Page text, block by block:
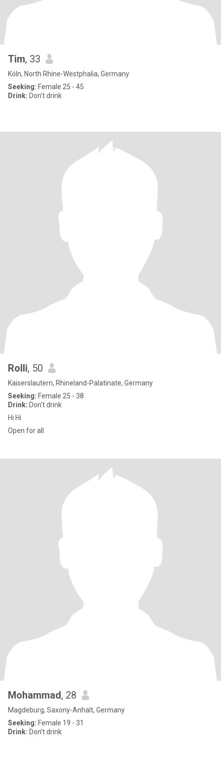
Tim, 33
Köln, North Rhine-Westphalia, Germany
Seeking: Female 25 - 45
Drink: Don't drink
Rolli, 50
Kaiserslautern, Rhineland-Palatinate, Germany
Seeking: Female 25 - 38
Drink: Don't drink
Hi Hi
Open for all
Mohammad, 28
Magdeburg, Saxony-Anhalt, Germany
Seeking: Female 19 - 31
Drink: Don't drink